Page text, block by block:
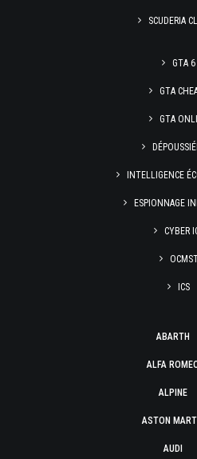
SCUDERIA
GTA 6
GTA
GTA
INTELLIGENCE
ESPIONNAGE
CYBER
ICS
ABARTH
ALFA
ALPINE
ASTON
AUDI